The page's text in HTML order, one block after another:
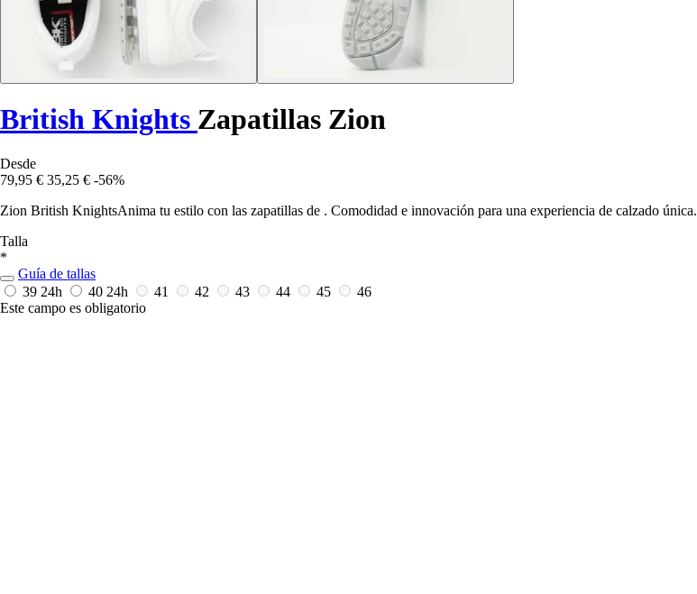
British Knights Zapatillas Zion
Desde
79,95 € 35,25 € -56%
Zion British KnightsAnima tu estilo con las zapatillas de . Comodidad e innovación para una experiencia de calzado única.
Talla
*
Guía de tallas
39 24h 40 24h 41 42 43 44 45
46
Este campo es obligatorio